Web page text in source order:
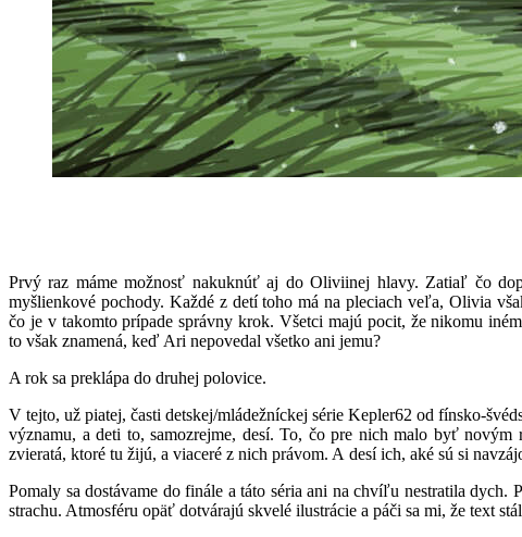
Prvý raz máme možnosť nakuknúť aj do Oliviinej hlavy. Zatiaľ čo
myšlienkové pochody. Každé z detí toho má na pleciach veľa, Olivia
čo je v takomto prípade správny krok. Všetci majú pocit, že nikomu
to však znamená, keď Ari nepovedal všetko ani jemu?
A rok sa preklápa do druhej polovice.
V tejto, už piatej, časti detskej/mládežníckej série Kepler62 od fínsko-
významu, a deti to, samozrejme, desí. To, čo pre nich malo byť
zvieratá, ktoré tu žijú, a viaceré z nich právom. A desí ich, aké sú si
Pomaly sa dostávame do finále a táto séria ani na chvíľu nestratila
strachu. Atmosféru opäť dotvárajú skvelé ilustrácie a páči sa mi, že text